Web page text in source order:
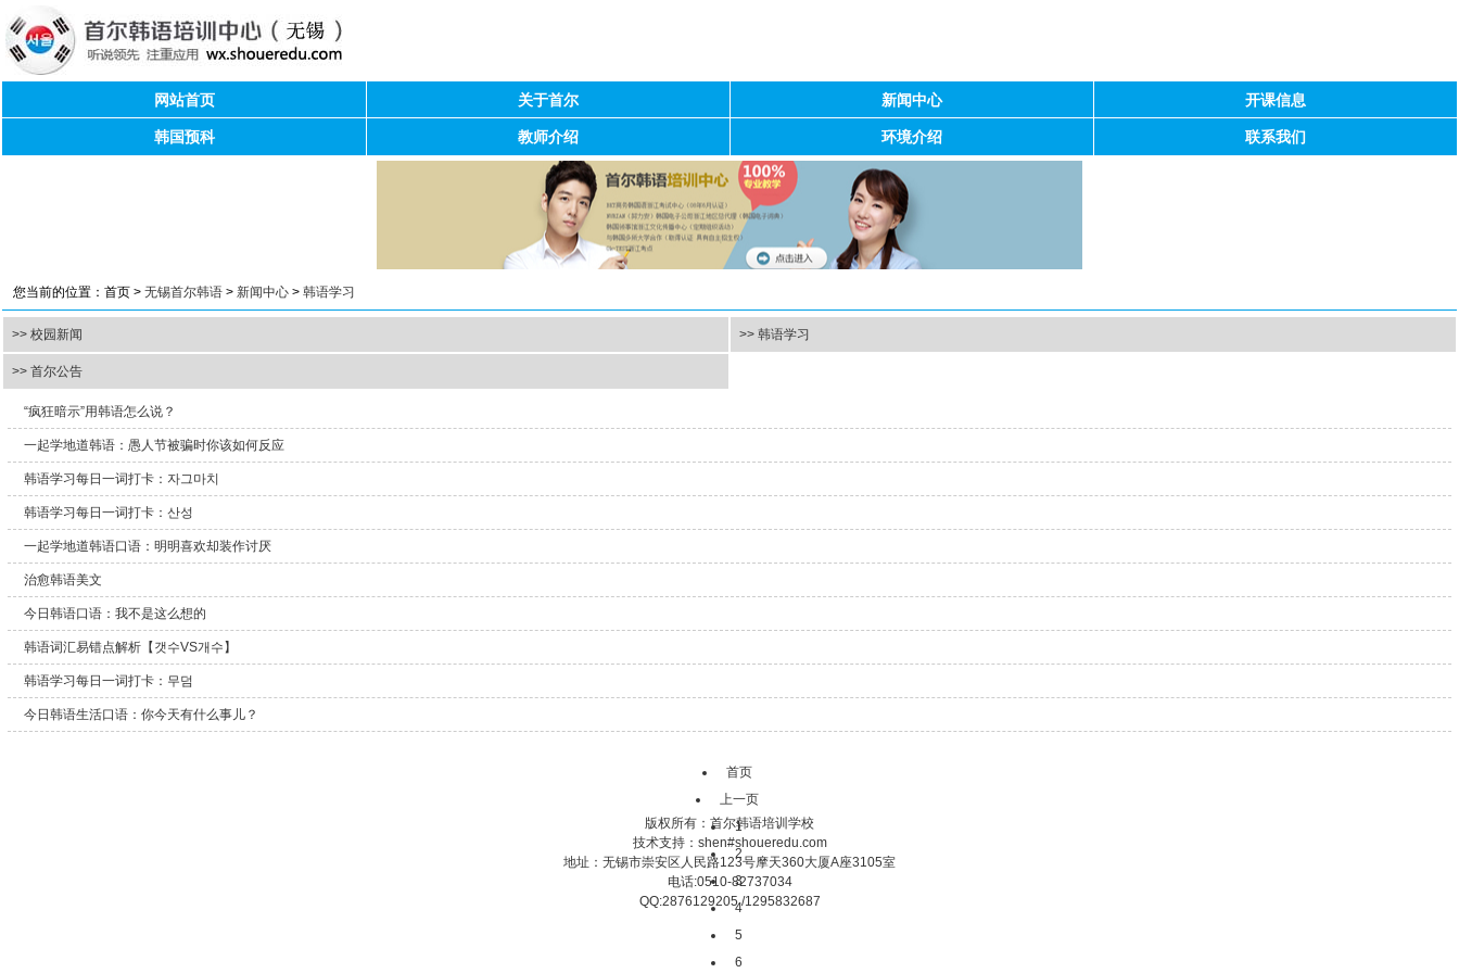
网站首页 关于首尔 新闻中心 开课信息
韩国预科 教师介绍 环境介绍 联系我们
您当前的位置：首页 > 无锡首尔韩语 > 新闻中心 > 韩语学习
>> 校园新闻 >> 韩语学习
>> 首尔公告
“疯狂暗示”用韩语怎么说？
一起学地道韩语：愚人节被骗时你该如何反应
韩语学习每日一词打卡：자그마치
韩语学习每日一词打卡：산성
一起学地道韩语口语：明明喜欢却装作讨厌
治愈韩语美文
今日韩语口语：我不是这么想的
韩语词汇易错点解析【갯수VS개수】
韩语学习每日一词打卡：무덤
今日韩语生活口语：你今天有什么事儿？
首页
上一页
1
2
3
4
5
6
版权所有：首尔韩语培训学校
技术支持：shen#shoueredu.com
地址：无锡市崇安区人民路123号摩天360大厦A座3105室
电话:0510-82737034
QQ:2876129205 /1295832687